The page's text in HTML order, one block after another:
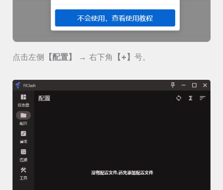
点击左侧 【配置】 → 右下角 【+】号。